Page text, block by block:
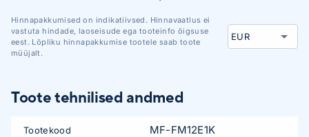
Hinnapakkumised on indikatiivsed. Hinnavaatlus ei
vastuta hindade, laoseisude ega tooteinfo õigsuse
eest. Lõpliku hinnapakkumise tootele saab toote
müüjalt.
Toote tehnilised andmed
Tootekood MF-FM12E1K